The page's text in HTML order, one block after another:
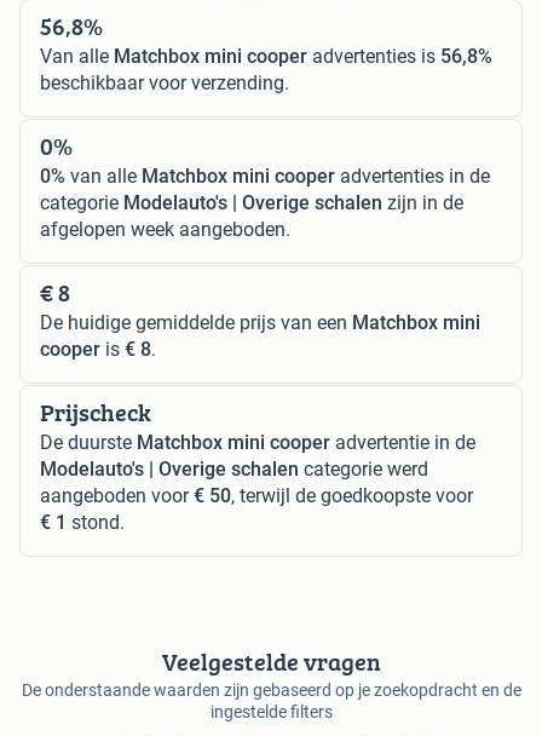
56,8%
Van alle Matchbox mini cooper advertenties is 56,8%
beschikbaar voor verzending.
0%
0% van alle Matchbox mini cooper advertenties in de
categorie Modelauto's | Overige schalen zijn in de
afgelopen week aangeboden.
€ 8
De huidige gemiddelde prijs van een Matchbox mini
cooper is € 8.
Prijscheck
De duurste Matchbox mini cooper advertentie in de
Modelauto's | Overige schalen categorie werd
aangeboden voor€ 50, terwijl de goedkoopste voor
€ 1 stond.
Veelgestelde vragen
De onderstaande waarden zijn gebaseerd op je zoekopdracht en de
ingestelde filters